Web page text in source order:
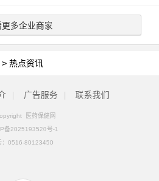
多企业商家
> 热点资讯
广告服务 联系我们
医药保健网
备2025193520号-1
0516-80123450